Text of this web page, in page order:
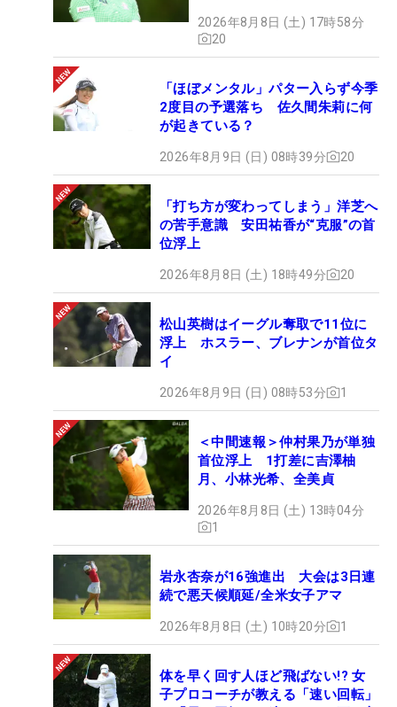
2026年8月8日 (土) 17時58分
20
「ほぼメンタル」パター入らず今季
2度目の予選落ち 佐久間朱莉に何
が起きている？
2026年8月9日 (日) 08時39分 20
「打ち方が変わってしまう」洋芝へ
の苦手意識 安田祐香が“克服”の首
位浮上
2026年8月8日 (土) 18時49分 20
松山英樹はイーグル奪取で11位に
浮上 ホスラー、ブレナンが首位タ
イ
2026年8月9日 (日) 08時53分 1
＜中間速報＞仲村果乃が単独
首位浮上 1打差に吉澤柚
月、小林光希、全美貞
2026年8月8日 (土) 13時04分
1
岩永杏奈が16強進出 大会は3日連
続で悪天候順延/全米女子アマ
2026年8月8日 (土) 10時20分 1
体を早く回す人ほど飛ばない!? 女
子プロコーチが教える「速い回転」